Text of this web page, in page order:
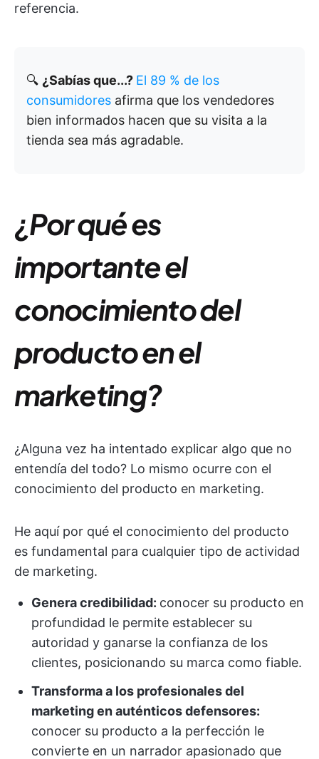
referencia.
🔍 ¿Sabías que...? El 89 % de los
consumidores afirma que los vendedores
bien informados hacen que su visita a la
tienda sea más agradable.
¿Por qué es
importante el
conocimiento del
producto en el
marketing?
¿Alguna vez ha intentado explicar algo que no
entendía del todo? Lo mismo ocurre con el
conocimiento del producto en marketing.
He aquí por qué el conocimiento del producto
es fundamental para cualquier tipo de actividad
de marketing.
Genera credibilidad: conocer su producto en
profundidad le permite establecer su
autoridad y ganarse la confianza de los
clientes, posicionando su marca como fiable.
Transforma a los profesionales del
marketing en auténticos defensores:
conocer su producto a la perfección le
convierte en un narrador apasionado que